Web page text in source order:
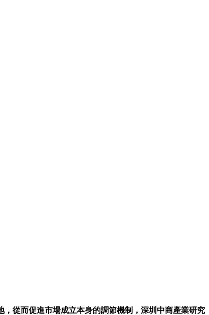
從而促進市場成立本身的調節機制，深圳中商產業研究